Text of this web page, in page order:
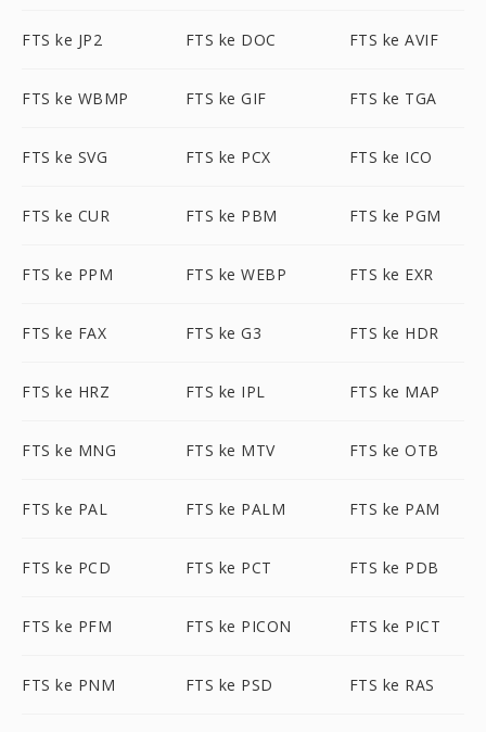
FTS ke JP2 FTS ke DOC FTS ke AVIF
FTS ke WBMP FTS ke GIF FTS ke TGA
FTS ke SVG FTS ke PCX FTS ke ICO
FTS ke CUR FTS ke PBM FTS ke PGM
FTS ke PPM FTS ke WEBP FTS ke EXR
FTS ke FAX FTS ke G3 FTS ke HDR
FTS ke HRZ FTS ke IPL FTS ke MAP
FTS ke MNG FTS ke MTV FTS ke OTB
FTS ke PAL FTS ke PALM FTS ke PAM
FTS ke PCD FTS ke PCT FTS ke PDB
FTS ke PFM FTS ke PICON FTS ke PICT
FTS ke PNM FTS ke PSD FTS ke RAS